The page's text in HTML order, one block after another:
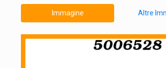
Immagine Altre